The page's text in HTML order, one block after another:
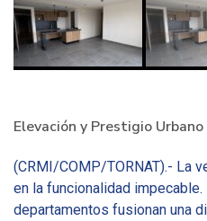
Elevación y Prestigio Urbano
(CRMI/COMP/TORNAT).- La
en la funcionalidad
departamentos fusionan una